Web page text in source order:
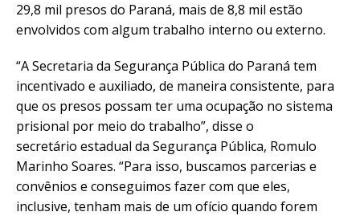
29,8 mil presos do Paraná, mais de 8,8 mil estão
envolvidos com algum trabalho interno ou externo.
“A Secretaria da Segurança Pública do Paraná tem
incentivado e auxiliado, de maneira consistente, para
que os presos possam ter uma ocupação no sistema
prisional por meio do trabalho”, disse o
secretário estadual da Segurança Pública, Romulo
Marinho Soares. “Para isso, buscamos parcerias e
convênios e conseguimos fazer com que eles,
inclusive, tenham mais de um ofício quando forem